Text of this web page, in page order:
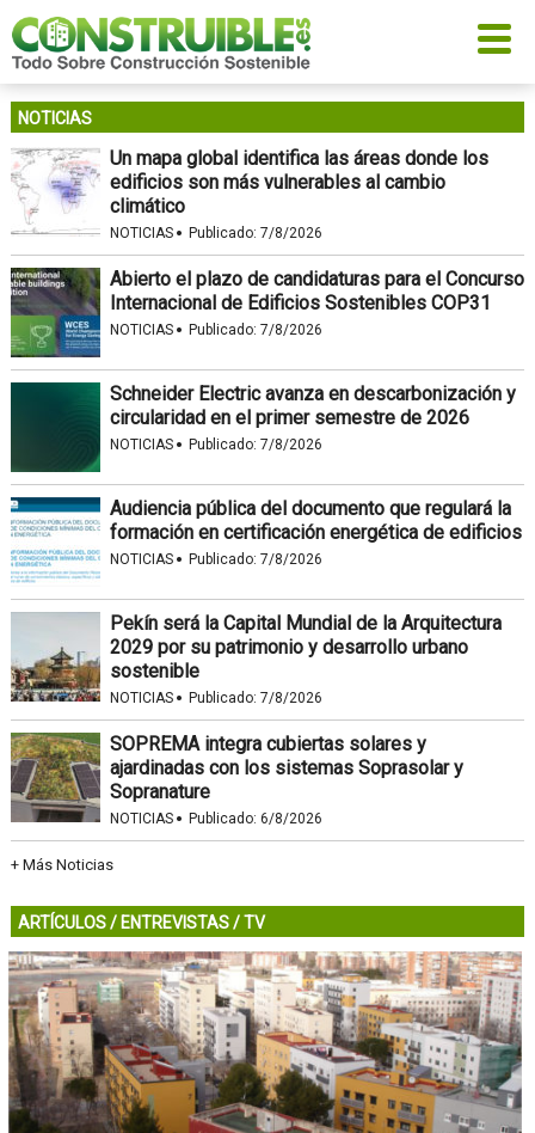
NOTICIAS
Un mapa global identifica las áreas donde los
edificios son más vulnerables al cambio
climático
NOTICIAS · Publicado: 7/8/2026
Abierto el plazo de candidaturas para el Concurso
Internacional de Edificios Sostenibles COP31
NOTICIAS · Publicado: 7/8/2026
Schneider Electric avanza en descarbonización y
circularidad en el primer semestre de 2026
NOTICIAS · Publicado: 7/8/2026
Audiencia pública del documento que regulará la
formación en certificación energética de edificios
NOTICIAS · Publicado: 7/8/2026
Pekín será la Capital Mundial de la Arquitectura
2029 por su patrimonio y desarrollo urbano
sostenible
NOTICIAS · Publicado: 7/8/2026
SOPREMA integra cubiertas solares y
ajardinadas con los sistemas Soprasolar y
Sopranature
NOTICIAS · Publicado: 6/8/2026
+ Más Noticias
ARTÍCULOS/ ENTREVISTAS/TV